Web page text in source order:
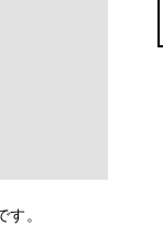
。